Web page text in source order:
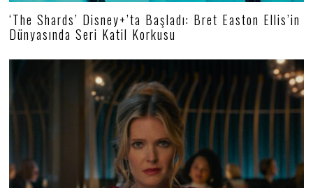
‘The Shards’ Disney+’ta Başladı: Bret Easton Ellis’in
Dünyasında Seri Katil Korkusu